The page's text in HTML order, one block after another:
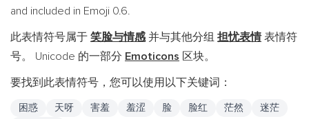
and included in Emoji 0.6.
此表情符号属于 笑脸与情感并与其他分组 担忧表情表情符
号。 Unicode 的一部分 Emoticons 区块。
要找到此表情符号，您可以使用以下关键词：
困惑 天呀 害羞 羞涩 脸 脸红 茫然
迷茫